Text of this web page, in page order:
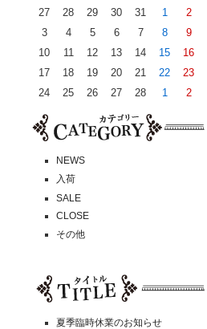
27 28 29 30 31 1
2
3
4 5 6 7 8
9
10
11 12 13 14 15
16
17
18 19 20 21 22
23
24
25 26 27 28 1 2
NEWS
入荷
SALE
CLOSE
その他
夏季臨時休業のお知らせ